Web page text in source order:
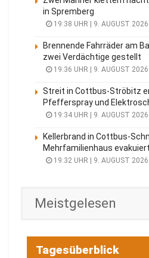
in Spremberg
19:38 UHR | 9. AUGUST 2026
Brennende Fahrräder am
zwei Verdächtige gestellt
19:36 UHR | 9. AUGUST 2026
Streit in Cottbus-Ströbitz
Pfefferspray und
19:34 UHR | 9. AUGUST 2026
Kellerbrand in Cottbus-
Mehrfamilienhaus evakuiert
19:32 UHR | 9. AUGUST 2026
Meistgelesen
Tagesüberblick